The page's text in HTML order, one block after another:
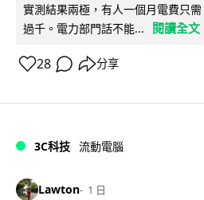
實測結果兩極，有人一個月電費只
過千。電力部門話不能...
閱讀全文
28 分享
3C科技 流動電腦
Lawton 1 日